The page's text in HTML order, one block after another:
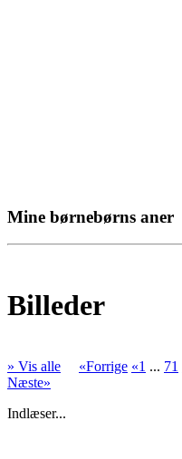
Mine børnebørns aner
Billeder
» Vis alle «Forrige «1 ... 71
Næste»
Indlæser...